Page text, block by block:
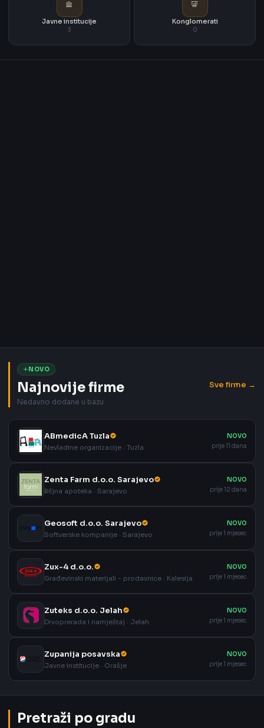
Javne institucije
3
Konglomerati
0
NOVO
Najnovije firme
Nedavno dodane u bazu
Sve firme →
ABmedicA Tuzla
Nevladine organizacije · Tuzla
NOVO
prije 11 dana
Zenta Farm d.o.o. Sarajevo
Biljna apoteka · Sarajevo
NOVO
prije 12 dana
Geosoft d.o.o. Sarajevo
Softverske kompanije · Sarajevo
NOVO
prije 1 mjesec
Zux-4 d.o.o.
Građevinski materijali - prodavnice · Kalesija
NOVO
prije 1 mjesec
Zuteks d.o.o. Jelah
Drvoprerada i namještaj · Jelah
NOVO
prije 1 mjesec
Zupanija posavska
Javne institucije · Orašje
NOVO
prije 1 mjesec
Pretraži po gradu